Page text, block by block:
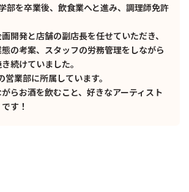
部を卒業後、飲食業へと進み、調理師免許
開発と店舗の副店長を任せていただき、
の考案、スタッフの労務管理をしながら
続けていました。
営業部に所属しています。
らお酒を飲むこと、好きなアーティスト
す！